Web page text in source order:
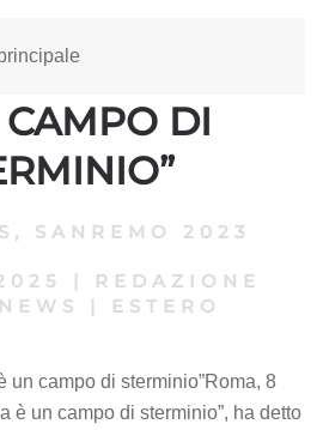
(ONU): “GAZA
DI
, SANREMO 2023
|
REDAZIONE
| ESTERO
un campo di sterminio”Roma, 8
è un campo di sterminio”, ha detto